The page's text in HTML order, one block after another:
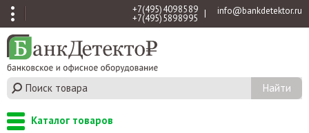
+7 (495) 409 85 89
+7 (495) 589 89 95 | info@bankdetektor.ru
Каталог товаров